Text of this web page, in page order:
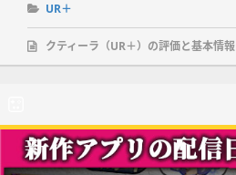
UR＋
クティーラ（UR＋）の評価と基本情報